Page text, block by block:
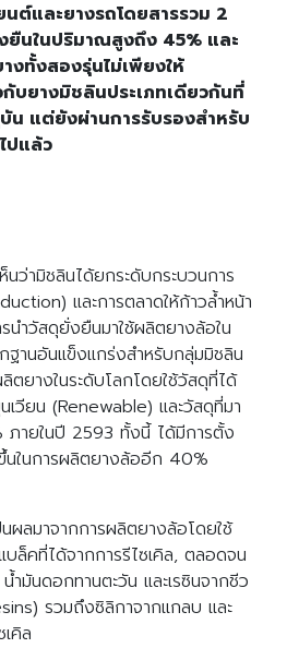
ต์และยางรถโดยสารรวม 2
นในปริมาณสูงถึง 45% และ
งทั้งสองรุ่นไม่เพียงให้
บยางมิชลินประเภทเดียวกันที่
น แต่ยังผ่านการรับรองสำหรับ
ปแล้ว
นว่ามิชลินได้ยกระดับกระบวนการ
และการตลาดให้ก้าวล้ำหน้า
ำวัสดุยั่งยืนมาใช้ผลิตยางล้อใน
านอันแข็งแกร่งสำหรับกลุ่มมิชลิน
ตยางในระดับโลกโดยใช้วัสดุที่ได้
เวียน (Renewable) และวัสดุที่มา
ภายในปี 2593 ทั้งนี้ ได้มีการตั้ง
นในการผลิตยางล้ออีก 40%
ผลมาจากการผลิตยางล้อโดยใช้
ล็คที่ได้จากการรีไซเคิล, ตลอดจน
ำมันดอกทานตะวัน และเรซินจากชีว
รวมถึงซิลิกาจากแกลบ และ
คิล